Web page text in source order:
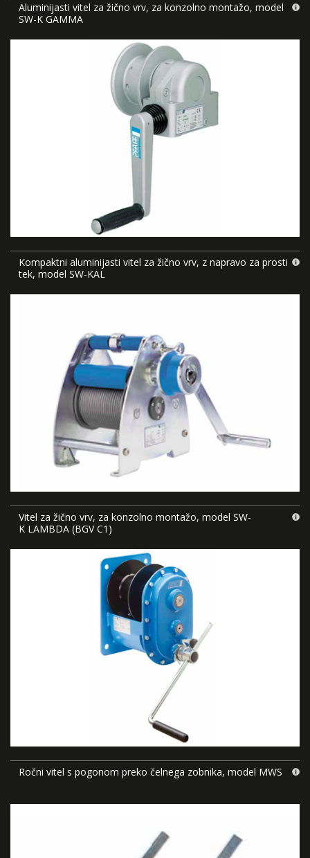
Aluminijasti vitel za žično vrv, za konzolno montažo, model
SW-K GAMMA
Kompaktni aluminijasti vitel za žično vrv, z napravo za prosti
tek, model SW-KAL
Vitel za žično vrv, za konzolno montažo, model SW-
K LAMBDA (BGV C1)
Ročni vitel s pogonom preko čelnega zobnika, model MWS